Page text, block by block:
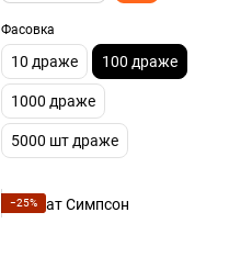
Фасовка
10 драже 100 драже
1000 драже
5000 шт драже
−25%